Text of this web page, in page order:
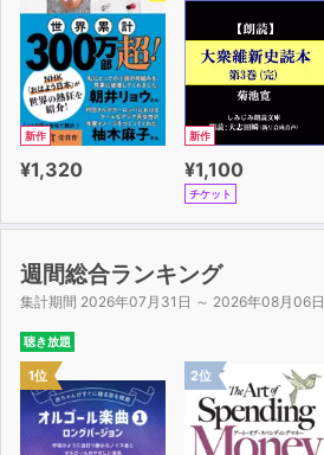
・ファーストフード店①～③
・居酒屋①～⑤
・パブ
＊単語＆ミニフレーズ
●３章「販売店」
・アパレル①～⑥
・化粧品店
・スーパーマーケット①~③
・家電量販店①～②
＊単語＆ミニフレーズ
●４章「コンビニ」
・コンビニ①～⑤
＊単語＆ミニフレーズ
新作
¥1,320
新作
¥1,100
チケット
週間総合ランキング
集計期間 2026年07月31日 ～ 2026年08月06日
聴き放題
1位 2位